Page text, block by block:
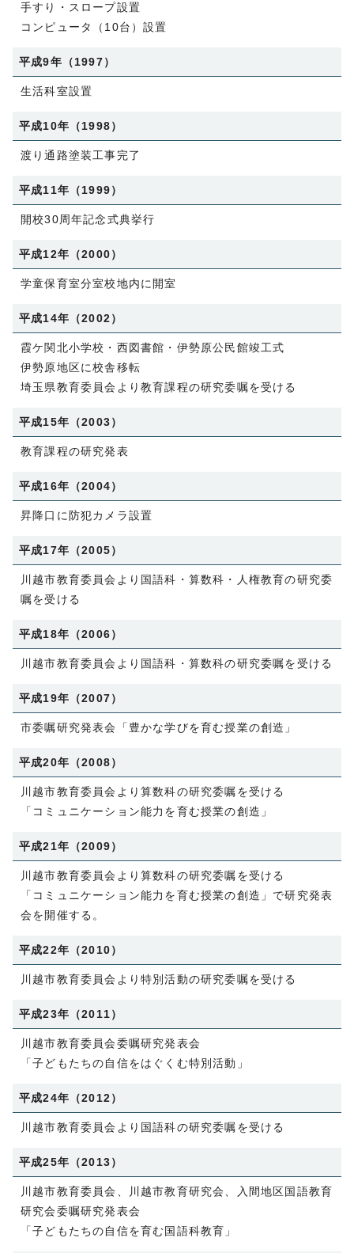
手すり・スロープ設置
コンピュータ（10台）設置
平成9年（1997）
生活科室設置
平成10年（1998）
渡り通路塗装工事完了
平成11年（1999）
開校30周年記念式典挙行
平成12年（2000）
学童保育室分室校地内に開室
平成14年（2002）
霞ケ関北小学校・西図書館・伊勢原公民館竣工式
伊勢原地区に校舎移転
埼玉県教育委員会より教育課程の研究委嘱を受ける
平成15年（2003）
教育課程の研究発表
平成16年（2004）
昇降口に防犯カメラ設置
平成17年（2005）
川越市教育委員会より国語科・算数科・人権教育の研究委
嘱を受ける
平成18年（2006）
川越市教育委員会より国語科・算数科の研究委嘱を受ける
平成19年（2007）
市委嘱研究発表会「豊かな学びを育む授業の創造」
平成20年（2008）
川越市教育委員会より算数科の研究委嘱を受ける
「コミュニケーション能力を育む授業の創造」
平成21年（2009）
川越市教育委員会より算数科の研究委嘱を受ける
「コミュニケーション能力を育む授業の創造」で研究発表
会を開催する。
平成22年（2010）
川越市教育委員会より特別活動の研究委嘱を受ける
平成23年（2011）
川越市教育委員会委嘱研究発表会
「子どもたちの自信をはぐくむ特別活動」
平成24年（2012）
川越市教育委員会より国語科の研究委嘱を受ける
平成25年（2013）
川越市教育委員会、川越市教育研究会、入間地区国語教育
研究会委嘱研究発表会
「子どもたちの自信を育む国語科教育」